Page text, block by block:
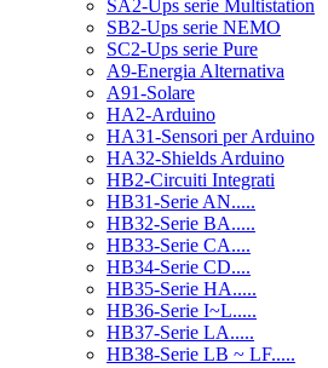
SA2-Ups serie Multistation
SB2-Ups serie NEMO
SC2-Ups serie Pure
A9-Energia Alternativa
A91-Solare
HA2-Arduino
HA31-Sensori per Arduino
HA32-Shields Arduino
HB2-Circuiti Integrati
HB31-Serie AN.....
HB32-Serie BA.....
HB33-Serie CA....
HB34-Serie CD....
HB35-Serie HA.....
HB36-Serie I~L.....
HB37-Serie LA.....
HB38-Serie LB ~ LF.....